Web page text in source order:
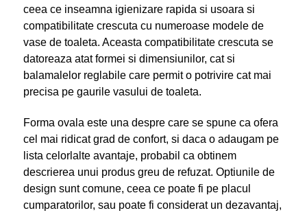
ceea ce inseamna igienizare rapida si usoara si
compatibilitate crescuta cu numeroase modele de
vase de toaleta. Aceasta compatibilitate crescuta se
datoreaza atat formei si dimensiunilor, cat si
balamalelor reglabile care permit o potrivire cat mai
precisa pe gaurile vasului de toaleta.
Forma ovala este una despre care se spune ca ofera
cel mai ridicat grad de confort, si daca o adaugam pe
lista celorlalte avantaje, probabil ca obtinem
descrierea unui produs greu de refuzat. Optiunile de
design sunt comune, ceea ce poate fi pe placul
cumparatorilor, sau poate fi considerat un dezavantaj,